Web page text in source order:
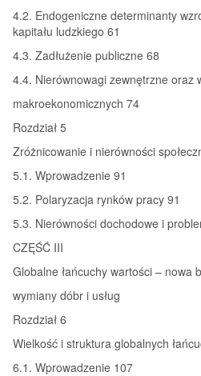
4.2. Endogeniczne determinanty
kapitału ludzkiego 61
4.3. Zadłużenie publiczne 68
4.4. Nierównowagi zewnętrzne oraz
makroekonomicznych 74
Rozdział 5
Zróżnicowanie i nierówności
5.1. Wprowadzenie 91
5.2. Polaryzacja rynków pracy 91
5.3. Nierówności dochodowe i
CZĘŚĆ III
Globalne łańcuchy wartości – nowa
wymiany dóbr i usług
Rozdział 6
Wielkość i struktura globalnych
6.1. Wprowadzenie 107